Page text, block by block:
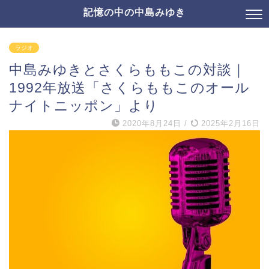
記憶の中の中島みゆき
ラジオ
中島みゆきとさくらももこの対談｜
1992年放送「さくらももこのオール
ナイトニッポン」より
2020年8月24日 / 2025年2月16日